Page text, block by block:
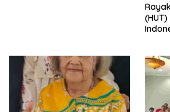
KBI